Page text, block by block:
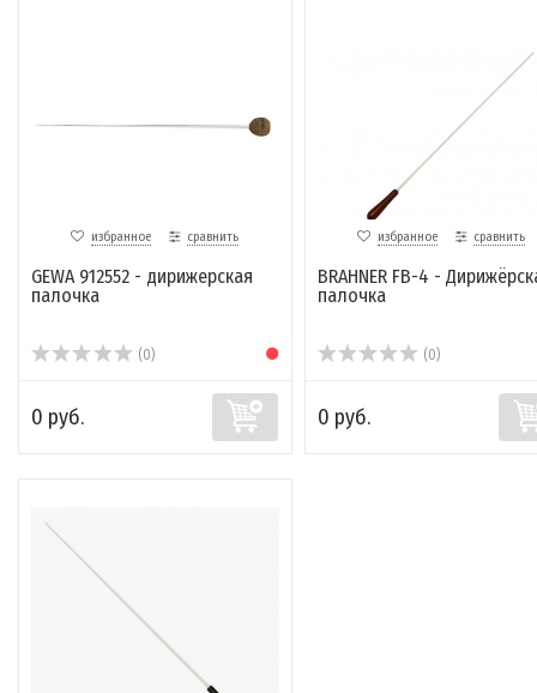
избранное сравнить
GEWA 912552 - дирижерская
палочка
(0)
0 руб.
избранное сравнить
BRAHNER FB-4 -
палочка
(0)
0 руб.